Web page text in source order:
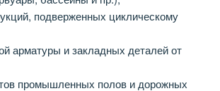
подверженных циклическому
арматуры и закладных деталей от
промышленных полов и дорожных